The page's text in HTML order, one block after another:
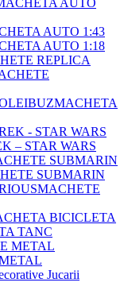
AUTO
AUTO 1:43
AUTO 1:18
REPLICA
MACHETA
– STAR WARS
SUBMARIN
MACHETE
BICICLETA
TANC